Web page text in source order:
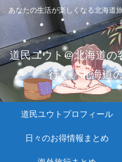
あなたの生活が楽しくなる北海道
道民ユウト＠北海道の
行く、北海道
道民ユウトプロフィール
日々のお得情報まとめ